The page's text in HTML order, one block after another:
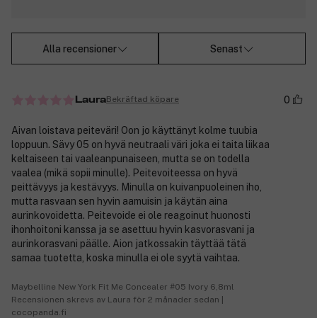
Alla recensioner Senast
LauraBekräftad köpare 0
Aivan loistava peiteväri! Oon jo käyttänyt kolme tuubia
loppuun. Sävy 05 on hyvä neutraali väri joka ei taita liikaa
keltaiseen tai vaaleanpunaiseen, mutta se on todella
vaalea (mikä sopii minulle). Peitevoiteessa on hyvä
peittävyys ja kestävyys. Minulla on kuivanpuoleinen iho,
mutta rasvaan sen hyvin aamuisin ja käytän aina
aurinkovoidetta. Peitevoide ei ole reagoinut huonosti
ihonhoitoni kanssa ja se asettuu hyvin kasvorasvani ja
aurinkorasvani päälle. Aion jatkossakin täyttää tätä
samaa tuotetta, koska minulla ei ole syytä vaihtaa.
Maybelline New York Fit Me Concealer #05 Ivory 6,8ml
Recensionen skrevs av Laura för 2 månader sedan |
cocopanda.fi